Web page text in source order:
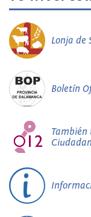
Lonja de
Boletín
También